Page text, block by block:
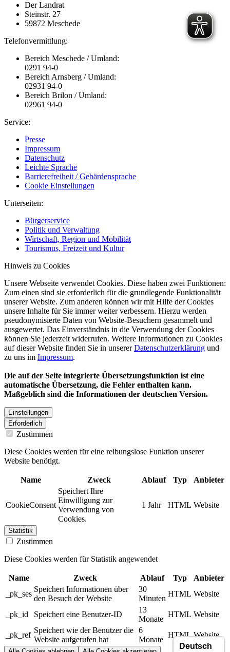
Der Landrat
Steinstr. 27
59872 Meschede
Telefonvermittlung:
Bereich Meschede / Umland:
0291 94-0
Bereich Arnsberg / Umland:
02931 94-0
Bereich Brilon / Umland:
02961 94-0
Service:
Presse
Impressum
Datenschutz
Leichte Sprache
Barrierefreiheit / Gebärdensprache
Cookie Einstellungen
Unterseiten:
Bürgerservice
Politik und Verwaltung
Wirtschaft, Region und Mobilität
Tourismus, Freizeit und Kultur
Hinweis zu Cookies
Unsere Webseite verwendet Cookies. Diese haben zwei Funktionen:
Zum einen sind sie erforderlich für die grundlegende Funktionalität
unserer Website. Zum anderen können wir mit Hilfe der Cookies
unsere Inhalte für Sie immer weiter verbessern. Hierzu werden
pseudonymisierte Daten von Website-Besuchern gesammelt und
ausgewertet. Das Einverständnis in die Verwendung der Cookies
können Sie jederzeit widerrufen. Weitere Informationen zu Cookies
auf dieser Website finden Sie in unsererDatenschutzerklärung und
zu uns im Impressum.
Die auf der Seite integrierte Übersetzungsfunktion ist eine
automatische Übersetzung, die Fehler enthalten kann.
Maßgeblich sind die Informationen der deutschen Version.
Einstellungen
Erforderlich
Zustimmen
Diese Cookies werden für eine reibungslose Funktion unserer
Website benötigt.
Name Zweck Ablauf Typ Anbieter
CookieConsent
Speichert Ihre
Einwilligung zur
Verwendung von
Cookies.
1 Jahr HTML Website
Statistik
Zustimmen
Diese Cookies werden für Statistik angewendet
Name Zweck Ablauf Typ
Anbieter
_pk_ses
Speichert Informationen über
den Besuch der Website
30
Minuten
HTML Website
_pk_id Speichert eine Benutzer-ID
13
Monate
HTML Website
_pk_ref
Speichert wie der Benutzer die
Website aufgerufen hat
6
Monate
HTML Website